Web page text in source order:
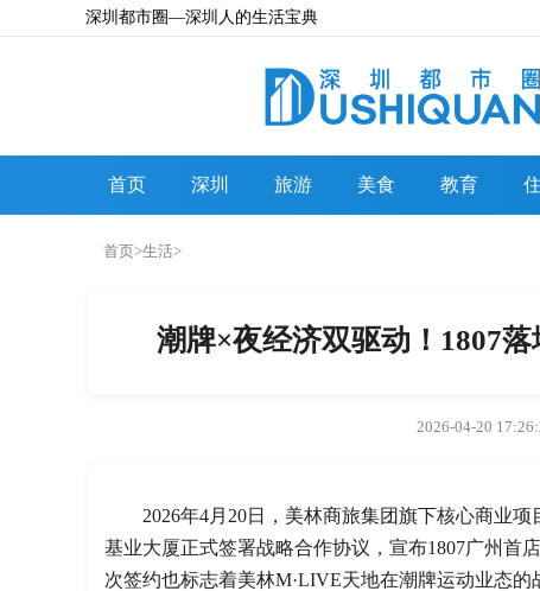
深圳都市圈—深圳人的生活宝典
首页 深圳 旅游 美食 教育
首页>生活>
潮牌×夜经济双驱动！1807
2026-04-20
2026年4月20日，美林商旅集团旗下核心商业
基业大厦正式签署战略合作协议，宣布1807广州首
次签约也标志着美林M·LIVE天地在潮牌运动业态